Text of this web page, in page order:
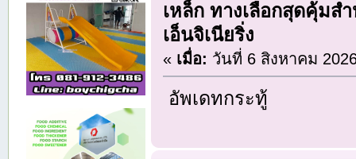
เหล็ก ทางเลือกสุดคุ้มส
เอ็นจิเนียริ่ง
« เมื่อ: วันที่ 6 สิงหาคม
อัพเดทกระทู้